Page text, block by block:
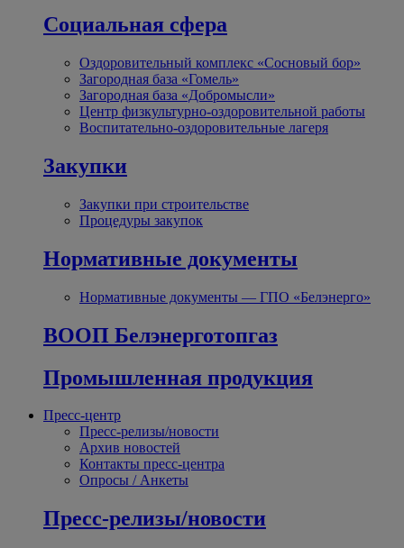
Социальная сфера
Оздоровительный комплекс «Сосновый бор»
Загородная база «Гомель»
Загородная база «Добромысли»
Центр физкультурно-оздоровительной работы
Воспитательно-оздоровительные лагеря
Закупки
Закупки при строительстве
Процедуры закупок
Нормативные документы
Нормативные документы — ГПО «Белэнерго»
ВООП Белэнерготопгаз
Промышленная продукция
Пресс-центр
Пресс-релизы/новости
Архив новостей
Контакты пресс-центра
Опросы / Анкеты
Пресс-релизы/новости